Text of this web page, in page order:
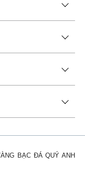
BẠC ĐÁ QUÝ ANH